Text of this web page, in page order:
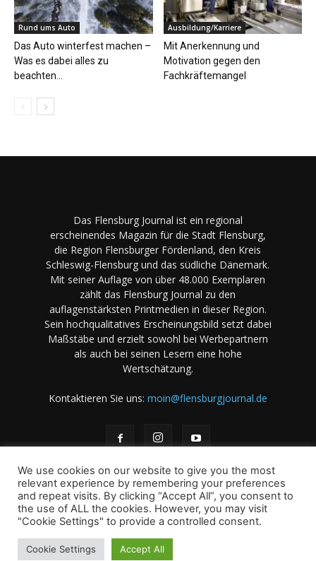
Rund ums Auto
Das Auto winterfest machen –
Was es dabei alles zu
beachten...
Ausbildung/Karriere
Mit Anerkennung und
Motivation gegen den
Fachkräftemangel
Das Flensburg Journal ist ein regional
erscheinendes Magazin für die Stadt Flensburg,
die Region Flensburger Fördenland, den Kreis
Schleswig-Flensburg und das südliche Dänemark.
Mit seiner Auflage von über 48.000 Exemplaren
zählt das Flensburg Journal zu den
auflagenstärksten Printmedien in dieser Region.
Sein hochqualitatives Erscheinungsbild setzt dabei
Maßstäbe und erzielt sowohl bei Werbepartnern
als auch bei seinen Lesern eine hohe
Wertschätzung.
Kontaktieren Sie uns: moin@flensburgjournal.de
Über uns Stellenangebote Impressum
Datenschutz
Magazin-Archiv
Das Magazin Mediadaten
© 2001-2026 copyright by A. B & M Art. Books & Magazines -
We use cookies on our website to give you the most
relevant experience by remembering your preferences
and repeat visits. By clicking “Accept All”, you consent to
the use of ALL the cookies. However, you may visit
"Cookie Settings" to provide a controlled consent.
Cookie Settings Accept All